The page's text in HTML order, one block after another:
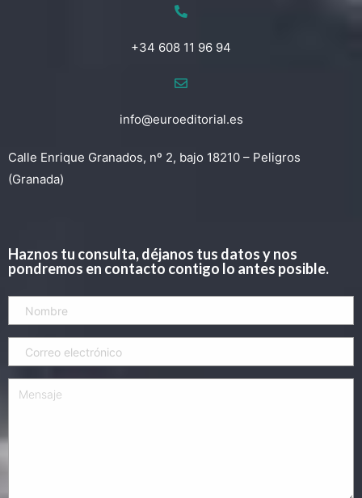
+34 608 11 96 94
info@euroeditorial.es
Calle Enrique Granados, nº 2, bajo 18210 – Peligros
(Granada)
Haznos tu consulta, déjanos tus datos y nos
pondremos en contacto contigo lo antes posible.